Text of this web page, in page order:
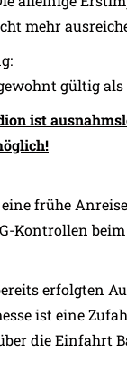
mehr
gültig als
ist
frühe
Kontrollen
erfolgten
ist eine
die Einfahrt